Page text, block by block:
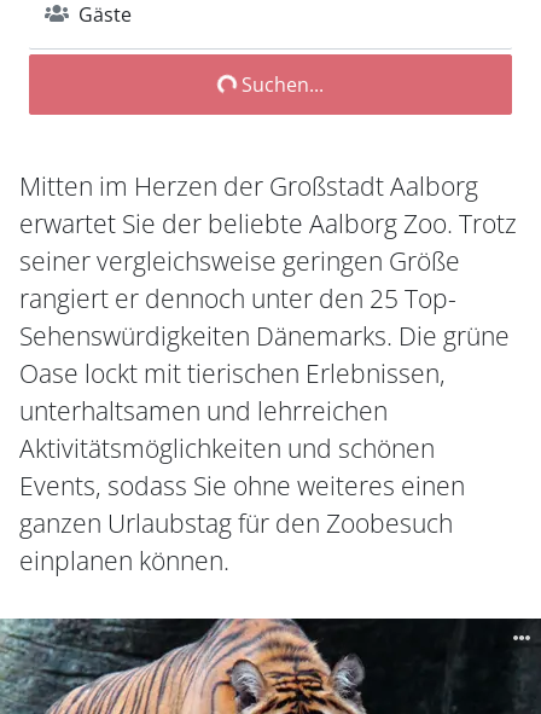
Gäste
Suchen...
Mitten im Herzen der Großstadt Aalborg
erwartet Sie der beliebte Aalborg Zoo. Trotz
seiner vergleichsweise geringen Größe
rangiert er dennoch unter den 25 Top-
Sehenswürdigkeiten Dänemarks. Die grüne
Oase lockt mit tierischen Erlebnissen,
unterhaltsamen und lehrreichen
Aktivitätsmöglichkeiten und schönen
Events, sodass Sie ohne weiteres einen
ganzen Urlaubstag für den Zoobesuch
einplanen können.